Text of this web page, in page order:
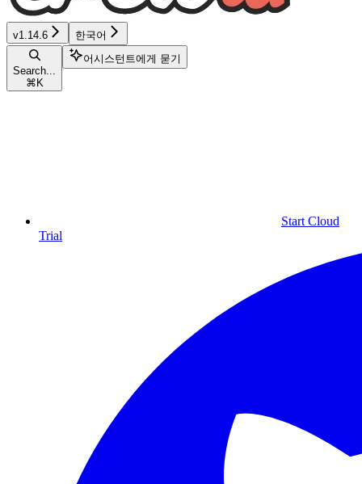
v1.14.6 한국어
Search...
⌘ K
어시스턴트에게 묻기
Start Cloud
Trial